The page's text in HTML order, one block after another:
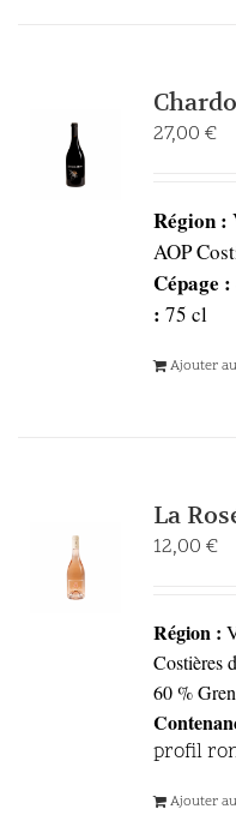
27,00 €
Région :
AOP
Cépage :
: 75 cl
Ajouter
La
12,00 €
Région :
Costières
60 %
profil
Ajouter